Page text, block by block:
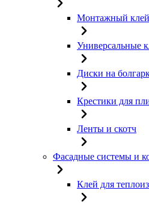
Монтажный клей
Универсальные
Диски на
Крестики для
Ленты и скотч
Фасадные системы и
Клей для